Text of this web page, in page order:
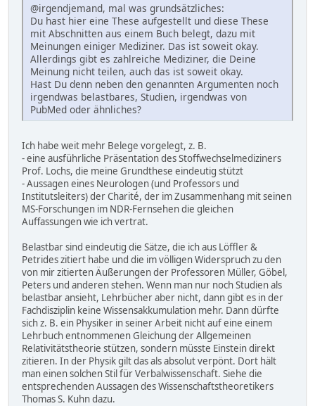
@irgendjemand, mal was grundsätzliches:
Du hast hier eine These aufgestellt und diese These
mit Abschnitten aus einem Buch belegt, dazu mit
Meinungen einiger Mediziner. Das ist soweit okay.
Allerdings gibt es zahlreiche Mediziner, die Deine
Meinung nicht teilen, auch das ist soweit okay.
Hast Du denn neben den genannten Argumenten noch
irgendwas belastbares, Studien, irgendwas von
PubMed oder ähnliches?
Ich habe weit mehr Belege vorgelegt, z. B.
- eine ausführliche Präsentation des Stoffwechselmediziners
Prof. Lochs, die meine Grundthese eindeutig stützt
- Aussagen eines Neurologen (und Professors und
Institutsleiters) der Charité, der im Zusammenhang mit seinen
MS-Forschungen im NDR-Fernsehen die gleichen
Auffassungen wie ich vertrat.
Belastbar sind eindeutig die Sätze, die ich aus Löffler &
Petrides zitiert habe und die im völligen Widerspruch zu den
von mir zitierten Äußerungen der Professoren Müller, Göbel,
Peters und anderen stehen. Wenn man nur noch Studien als
belastbar ansieht, Lehrbücher aber nicht, dann gibt es in der
Fachdisziplin keine Wissensakkumulation mehr. Dann dürfte
sich z. B. ein Physiker in seiner Arbeit nicht auf eine einem
Lehrbuch entnommenen Gleichung der Allgemeinen
Relativitätstheorie stützen, sondern müsste Einstein direkt
zitieren. In der Physik gilt das als absolut verpönt. Dort hält
man einen solchen Stil für Verbalwissenschaft. Siehe die
entsprechenden Aussagen des Wissenschaftstheoretikers
Thomas S. Kuhn dazu.